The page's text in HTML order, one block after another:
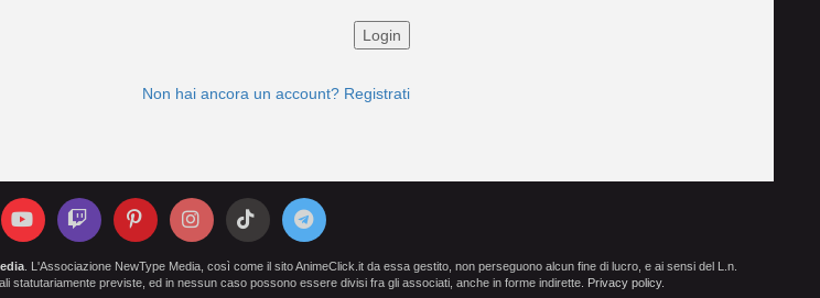
Non hai ancora un account? Registrati
. L'Associazione NewType Media, così come il sito AnimeClick.it da essa gestito, non perseguono alcun fine di lucro, e ai sensi del L.n.
statutariamente previste, ed in nessun caso possono essere divisi fra gli associati, anche in forme indirette. Privacy policy.